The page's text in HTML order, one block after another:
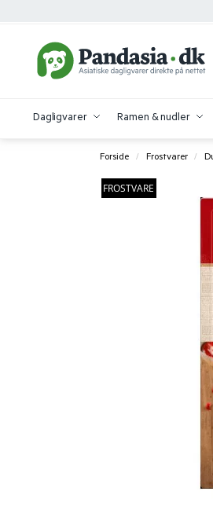
Dagligvarer Ramen & nudler
Forside / Frostvarer /
FROSTVARE